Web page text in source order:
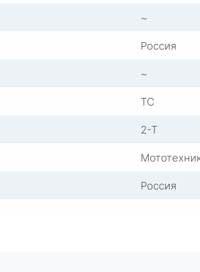
~
Россия
~
TC
2-T
Россия